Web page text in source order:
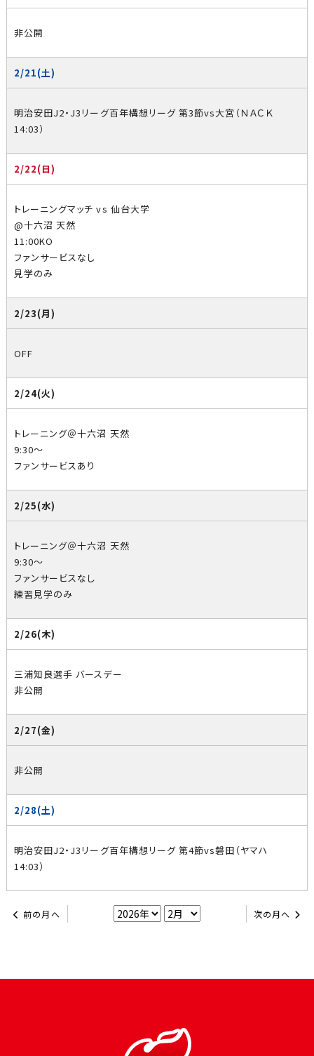
非公開
2/21(土)
明治安田J2・J3リーグ百年構想リーグ 第3節vs大宮（ＮＡＣＫ
14:03）
2/22(日)
トレーニングマッチ vs 仙台大学
@十六沼 天然
11:00KO
ファンサービスなし
見学のみ
2/23(月)
OFF
2/24(火)
トレーニング＠十六沼 天然
9:30～
ファンサービスあり
2/25(水)
トレーニング＠十六沼 天然
9:30～
ファンサービスなし
練習見学のみ
2/26(木)
三浦知良選手 バースデー
非公開
2/27(金)
非公開
2/28(土)
明治安田J2・J3リーグ百年構想リーグ 第4節vs磐田（ヤマハ
14:03）
前の月へ 次の月へ